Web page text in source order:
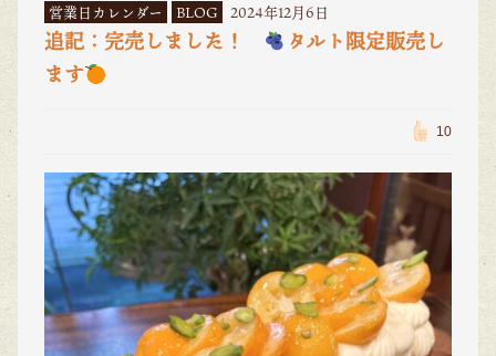
営業日カレンダー BLOG 2024年12月6日
追記：完売しました！
タルト限定販売し
ます
10